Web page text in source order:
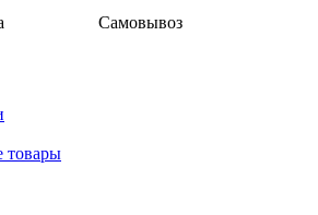
Самовывоз
товары